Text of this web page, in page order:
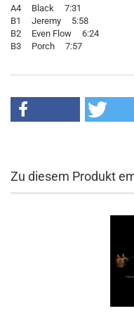
A4 Black 7:31
B1 Jeremy 5:58
B2 Even Flow 6:24
B3 Porch 7:57
Zu diesem Produkt